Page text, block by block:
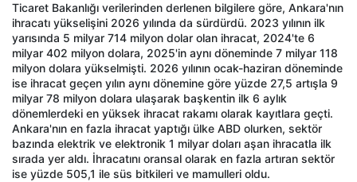
Ticaret Bakanlığı verilerinden derlenen bilgilere göre, Ankara'nın
ihracatı yükselişini 2026 yılında da sürdürdü. 2023 yılının ilk
yarısında 5 milyar 714 milyon dolar olan ihracat, 2024'te 6
milyar 402 milyon dolara, 2025'in aynı döneminde 7 milyar 118
milyon dolara yükselmişti. 2026 yılının ocak-haziran döneminde
ise ihracat geçen yılın aynı dönemine göre yüzde 27,5 artışla 9
milyar 78 milyon dolara ulaşarak başkentin ilk 6 aylık
dönemlerdeki en yüksek ihracat rakamı olarak kayıtlara geçti.
Ankara'nın en fazla ihracat yaptığı ülke ABD olurken, sektör
bazında elektrik ve elektronik 1 milyar doları aşan ihracatla ilk
sırada yer aldı. İhracatını oransal olarak en fazla artıran sektör
ise yüzde 505,1 ile süs bitkileri ve mamulleri oldu.